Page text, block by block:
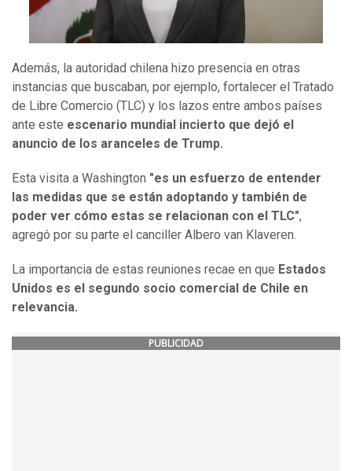
Además, la autoridad chilena hizo presencia en otras
instancias que buscaban, por ejemplo, fortalecer el Tratado
de Libre Comercio (TLC) y los lazos entre ambos países
ante este escenario mundial incierto que dejó el
anuncio de los aranceles de Trump.
Esta visita a Washington "es un esfuerzo de entender
las medidas que se están adoptando y también de
poder ver cómo estas se relacionan con el TLC",
agregó por su parte el canciller Albero van Klaveren.
La importancia de estas reuniones recae en que Estados
Unidos es el segundo socio comercial de Chile en
relevancia.
PUBLICIDAD